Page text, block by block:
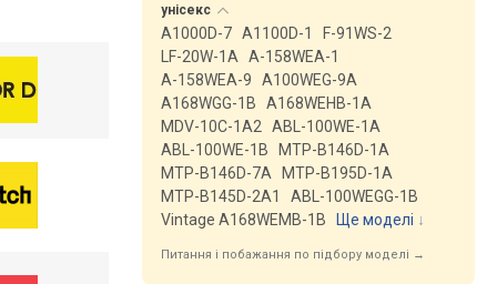
унісекс
A1000D-7 A1100D-1
F-91WS-2
LF-20W-1A
A-158WEA-1
A-158WEA-9
A100WEG-9A
A168WGG-1B
A168WEHB-1A
MDV-10C-1A2
ABL-100WE-1A
ABL-100WE-1B
MTP-B146D-1A
MTP-B146D-7A
MTP-B195D-1A
MTP-B145D-2A1
ABL-100WEGG-1B
Vintage A168WEMB-1B
Ще моделі ↓
Питання і побажання по підбору моделі →